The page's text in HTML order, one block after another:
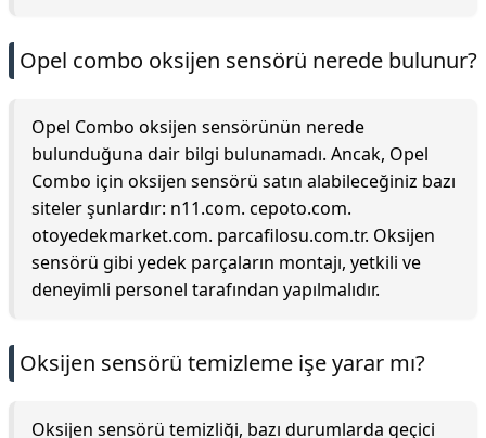
Opel combo oksijen sensörü nerede bulunur?
Opel Combo oksijen sensörünün nerede
bulunduğuna dair bilgi bulunamadı. Ancak, Opel
Combo için oksijen sensörü satın alabileceğiniz bazı
siteler şunlardır: n11.com. cepoto.com.
otoyedekmarket.com. parcafilosu.com.tr. Oksijen
sensörü gibi yedek parçaların montajı, yetkili ve
deneyimli personel tarafından yapılmalıdır.
Oksijen sensörü temizleme işe yarar mı?
Oksijen sensörü temizliği, bazı durumlarda geçici